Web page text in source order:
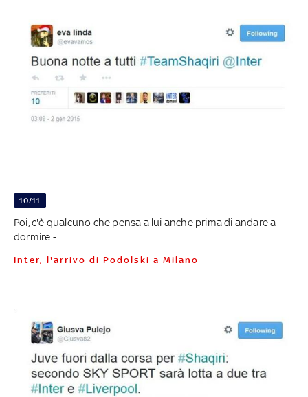
10/11
Poi, c'è qualcuno che pensa a lui anche prima di andare a
dormire -
Inter, l'arrivo di Podolski a Milano